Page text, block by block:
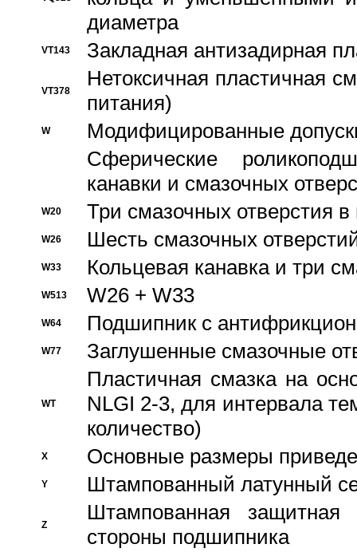
диаметра
VT143 Закладная антизадирная
VT378
Нетоксичная пластичная
питания)
W
Модифицированные
Сферические
канавки и смазочных
W20 Три смазочных отверстия
W26 Шесть смазочных
W33 Кольцевая канавка и три
W513 W26 + W33
W64 Подшипник с
W77 Заглушенные смазочные
WT
Пластичная смазка на
NLGI 2-3, для интервала
количество)
X Основные размеры
Y Штампованный латунный
Z
Штампованная
стороны подшипника